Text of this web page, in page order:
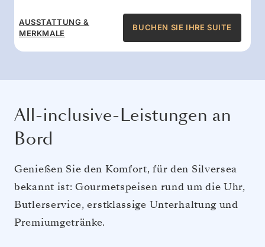
AUSSTATTUNG &
MERKMALE
BUCHEN SIE IHRE SUITE
All-inclusive-Leistungen an
Bord
Genießen Sie den Komfort, für den Silversea
bekannt ist: Gourmetspeisen rund um die Uhr,
Butlerservice, erstklassige Unterhaltung und
Premiumgetränke.